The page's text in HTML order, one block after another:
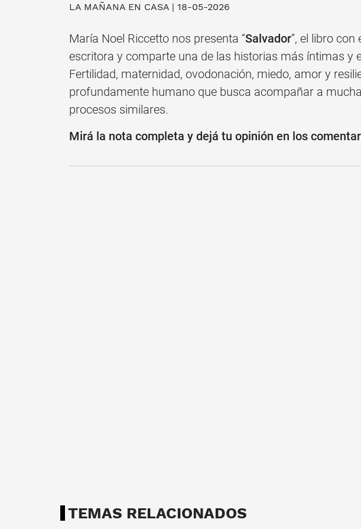
LA MAÑANA EN CASA | 18-05-2026
María Noel Riccetto nos presenta “Salvador”, el libro
escritora y comparte una de las historias más íntimas y
Fertilidad, maternidad, ovodonación, miedo, amor y
profundamente humano que busca acompañar a
procesos similares.
Mirá la nota completa y dejá tu opinión en los
TEMAS RELACIONADOS